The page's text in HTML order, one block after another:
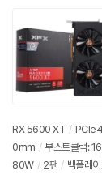
RX 5600 XT /
0mm / 부스트클럭:
80W / 2팬 / 백플레